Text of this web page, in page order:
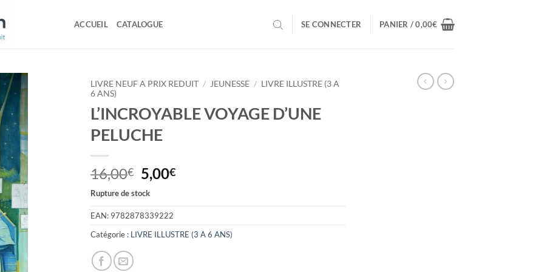
ACCUEIL CATALOGUE SE CONNECTER PANIER /0,00€
LIVRE NEUF A PRIX REDUIT / JEUNESSE / LIVRE ILLUSTRE (3 A
6 ANS)
L’INCROYABLE VOYAGE D’UNE
PELUCHE
16,00€
Le
prix
initial
était :
16,00€.
5,00€Le
actuel
5,00€.
Rupture de stock
EAN: 9782878339222
Catégorie : LIVRE ILLUSTRE (3 A 6 ANS)